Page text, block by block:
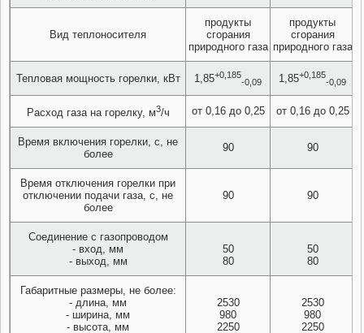
Вид теплоносителя
продукты
сгорания
природного газа
продукты
сгорания
природного газа
Тепловая мощность горелки, кВт 1,85+0,185
-0,09 1,85+0,185
-0,09
Расход газа на горелку, м3/ч от 0,16 до 0,25 от 0,16 до 0,25
Время включения горелки, с, не
более
90 90
Время отключения горелки при
отключении подачи газа, с, не
более
90 90
Соединение с газопроводом
- вход, мм
- выход, мм
50
80
50
80
Габаритные размеры, не более:
- длина, мм
- ширина, мм
- высота, мм
2530
980
2250
2530
980
2250